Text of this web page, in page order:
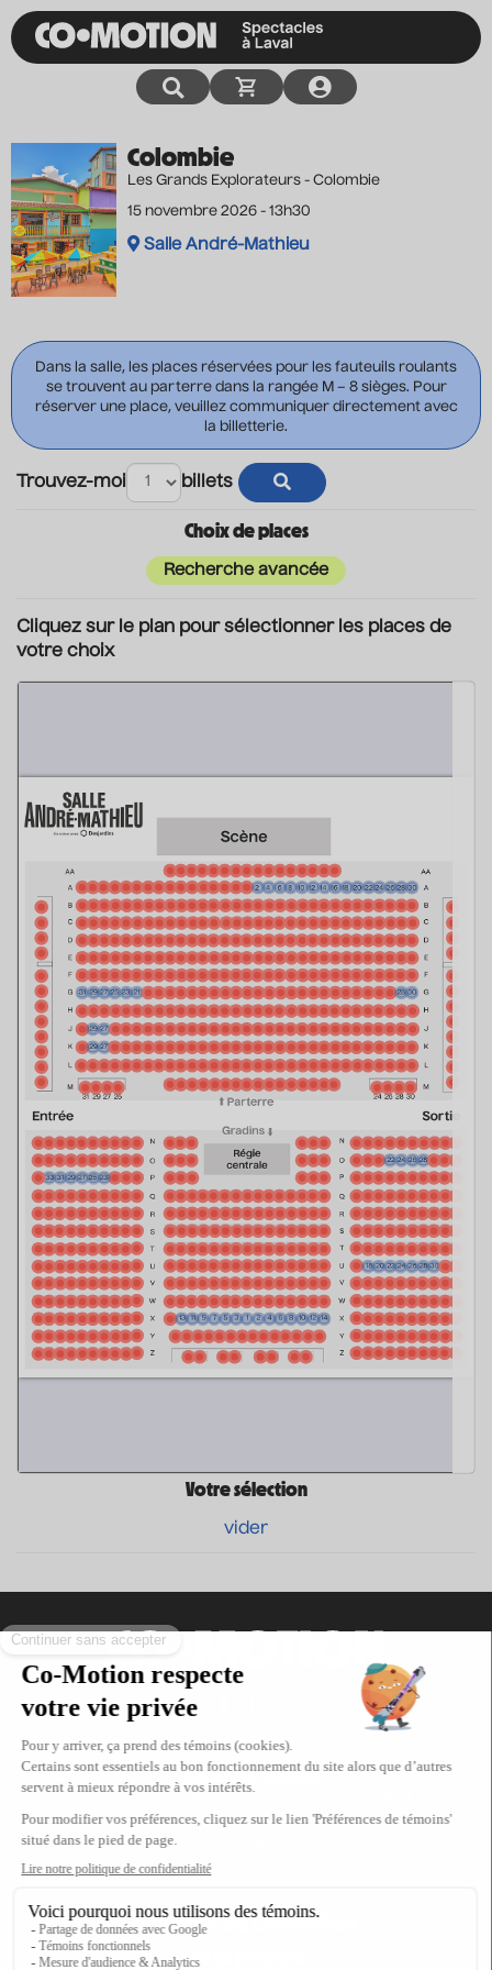
Colombie
Les Grands Explorateurs - Colombie
15 novembre 2026 - 13h30
Salle André-Mathieu
Dans la salle, les places réservées pour les fauteuils roulants
se trouvent au parterre dans la rangée M – 8 sièges. Pour
réserver une place, veuillez communiquer directement avec
la billetterie.
Trouvez-moi billets
Choix de places
Recherche avancée
Cliquez sur le plan pour sélectionner les places de
votre choix
Votre sélection
vider
Coordonnées
475, boul. de l’Avenir, Laval, Québec, H7N
5H9
Téléphone : 1-450-667-2040
Courriel :info@co-motion.ca
À propos de Co-Motion
Nous joindre